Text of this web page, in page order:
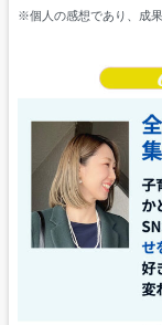
※個人の感想であり、成